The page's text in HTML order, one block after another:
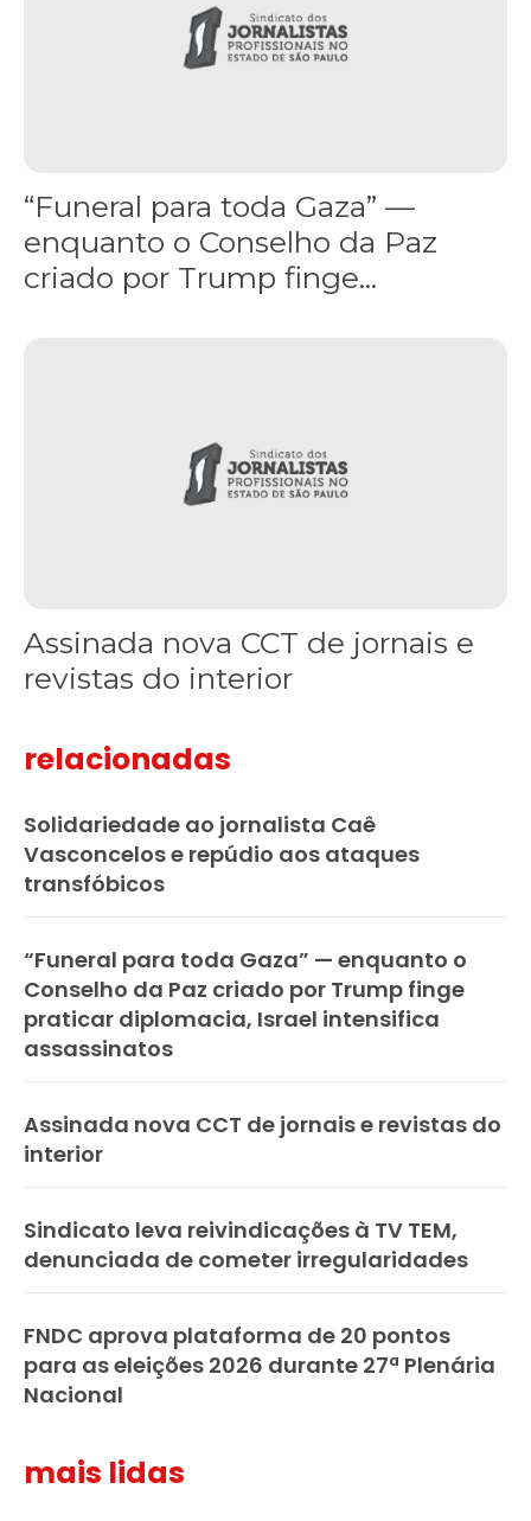
“Funeral para toda Gaza” —
enquanto o Conselho da Paz
criado por Trump finge...
Assinada nova CCT de jornais e
revistas do interior
relacionadas
Solidariedade ao jornalista Caê
Vasconcelos e repúdio aos ataques
transfóbicos
“Funeral para toda Gaza” — enquanto o
Conselho da Paz criado por Trump finge
praticar diplomacia, Israel intensifica
assassinatos
Assinada nova CCT de jornais e revistas do
interior
Sindicato leva reivindicações à TV TEM,
denunciada de cometer irregularidades
FNDC aprova plataforma de 20 pontos
para as eleições 2026 durante 27ª Plenária
Nacional
mais lidas